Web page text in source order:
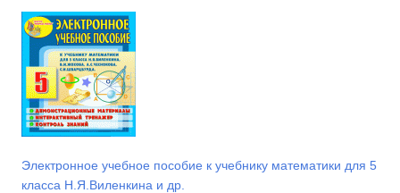
Электронное учебное пособие к учебнику математики для 5
класса Н.Я.Виленкина и др.